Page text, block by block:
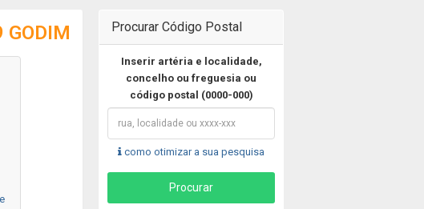
Procurar Código Postal
Inserir artéria e localidade,
concelho ou freguesia ou
código postal (0000-000)
como otimizar a sua pesquisa